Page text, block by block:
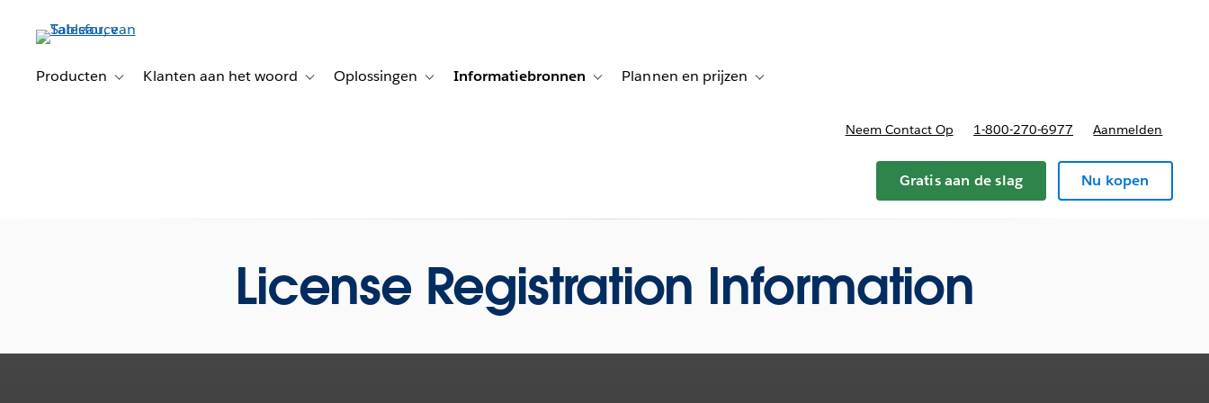
Producten
Toggle sub-navigation for Producten
Klanten aan het woord Toggle sub-navigation for Klanten aan het woord
Oplossingen Toggle sub-navigation for Oplossingen
Informatiebronnen Toggle sub-navigation for Informatiebronnen
Plannen en prijzen Toggle sub-navigation for Plannen en prijzen
Neem Contact Op 1-800-270-6977 Aanmelden
Gratis aan de slag Nu kopen
License Registration Information